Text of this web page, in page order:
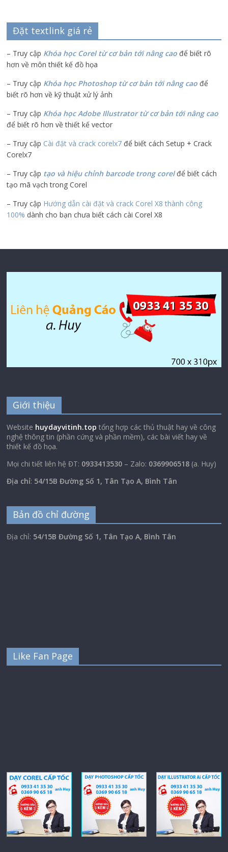
Đặt textlink giá rẻ
– Truy cập Khóa học Corel từ cơ bản tới nâng cao để biết rõ
hơn về môn thiết kế đồ họa
– Truy cập Khóa học Photoshop từ cơ bản tới nâng cao để
biết rõ hơn về kỹ thuật xử lý ảnh
– Truy cập Khóa học Adobe Illustratortừ cơ bản tới nâng cao
để biết rõ hơn về thiết kế vector
– Truy cập Cài đặt và crack corelx7 để biết cách Setup + Crack
Corelx7
– Truy cập tạo và hiệu chỉnh barcode trong corelđể biết cách
tạo mã vạch trong Corel
– Truy cập Hướng dẫn cài đặt và crack Corel X8 thành công
100% dành cho bạn chưa biết cách cài Corel X8
Giới thiệu
Website huydayvitinh.top tổng hợp các thủ thuật hay về công
nghệ thông tin (phần cứng và phần mềm), các bài viết hay về
thiết kế đồ họa.
Mọi chi tiết liên hệ ĐT: 0933413530 – Zalo: 0369906518 (a. Huy)
Địa chỉ: 54/15B Đường Số 1, Tân Tạo A, Bình Tân
Bản đồ chỉ đường
Địa chỉ: 54/15B Đường Số 1, Tân Tạo A, Bình Tân
Like Fan Page